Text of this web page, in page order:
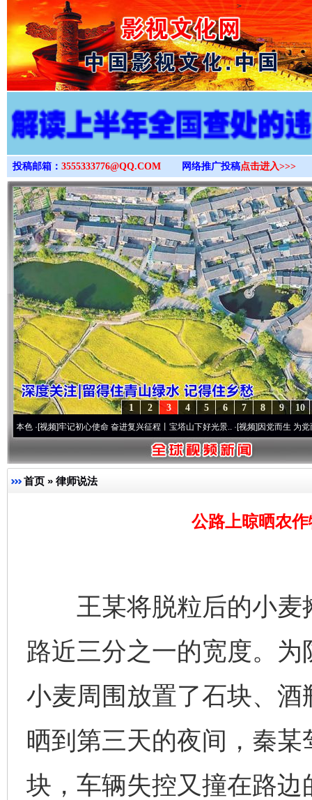
>
投稿邮箱： 3555333776@QQ.COM 网络推广投稿点击进入>>>
10
9
8
7
6
5
4
3
2
1
牢记初心使命 奋进复兴征程丨宝塔山下好光景..·[视频]因党而生 为党而战——百
首页 » 律师说法
公路上晾晒农
王某将脱粒后的小麦
路近三分之一的宽度。
小麦周围放置了石块、
晒到第三天的夜间，秦
块，车辆失控又撞在路